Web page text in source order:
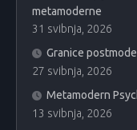
metamoderne
31 svibnja, 2026
Granice
27 svibnja, 2026
Metamodern
13 svibnja, 2026